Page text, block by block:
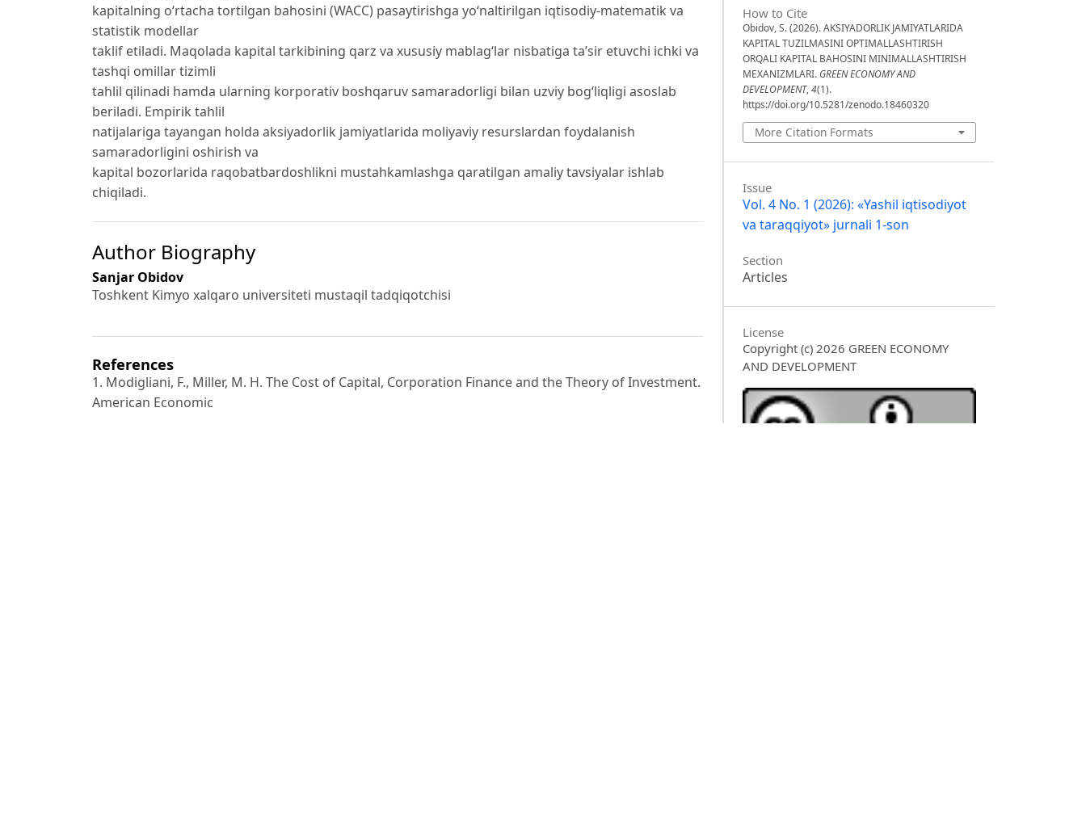
kapitalning o‘rtacha tortilgan bahosini (WACC) pasaytirishga yo‘naltirilgan iqtisodiy-matematik va
statistik modellar
taklif etiladi. Maqolada kapital tarkibining qarz va xususiy mablag‘lar nisbatiga ta’sir etuvchi ichki va
tashqi omillar tizimli
tahlil qilinadi hamda ularning korporativ boshqaruv samaradorligi bilan uzviy bog‘liqligi asoslab
beriladi. Empirik tahlil
natijalariga tayangan holda aksiyadorlik jamiyatlarida moliyaviy resurslardan foydalanish
samaradorligini oshirish va
kapital bozorlarida raqobatbardoshlikni mustahkamlashga qaratilgan amaliy tavsiyalar ishlab
chiqiladi.
Author Biography
Sanjar Obidov
Toshkent Kimyo xalqaro universiteti mustaqil tadqiqotchisi
References
1. Modigliani, F., Miller, M. H. The Cost of Capital, Corporation Finance and the Theory of Investment.
American Economic
How to Cite
Obidov, S. (2026). AKSIYADORLIK JAMIYATLARIDA
KAPITAL TUZILMASINI OPTIMALLASHTIRISH
ORQALI KAPITAL BAHOSINI MINIMALLASHTIRISH
MEXANIZMLARI. GREEN ECONOMY AND
DEVELOPMENT,4(1).
https://doi.org/10.5281/zenodo.18460320
More Citation Formats
Issue
Vol. 4 No. 1 (2026): «Yashil iqtisodiyot
va taraqqiyot» jurnali 1-son
Section
Articles
License
Copyright (c) 2026 GREEN ECONOMY
AND DEVELOPMENT